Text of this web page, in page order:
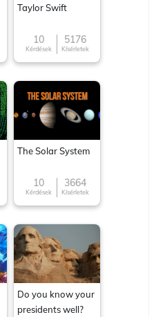
Taylor Swift
10
Kérdések
5176
Kísérletek
The Solar System
10
Kérdések
3664
Kísérletek
Do you know your
presidents well?